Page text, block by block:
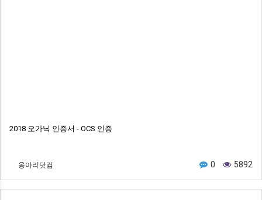
2018 오가닉 인증서 - OCS 인증
옹아리닷컴 0 5892